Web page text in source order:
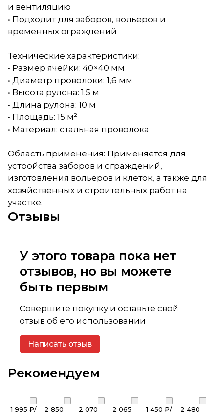
и вентиляцию
• Подходит для заборов, вольеров и
временных ограждений
Технические характеристики:
• Размер ячейки: 40×40 мм
• Диаметр проволоки: 1,6 мм
• Высота рулона: 1.5 м
• Длина рулона: 10 м
• Площадь: 15 м²
• Материал: стальная проволока
Область применения: Применяется для
устройства заборов и ограждений,
изготовления вольеров и клеток, а также для
хозяйственных и строительных работ на
участке.
Отзывы
У этого товара пока нет
отзывов, но вы можете
быть первым
Совершите покупку и оставьте свой
отзыв об его использовании
Написать отзыв
Рекомендуем
1 995 ₽/
2 850
2 070
2 065
1 450 ₽/
2 480